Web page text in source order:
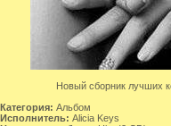
Новый сборник лучших
Категория: Альбом
Исполнитель: Alicia Keys